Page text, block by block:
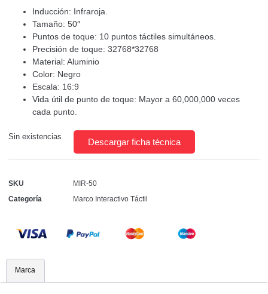
Inducción: Infraroja.
Tamaño: 50″
Puntos de toque: 10 puntos táctiles simultáneos.
Precisión de toque: 32768*32768
Material: Aluminio
Color: Negro
Escala: 16:9
Vida útil de punto de toque: Mayor a 60,000,000 veces
cada punto.
Sin existencias
Descargar ficha técnica
SKU
MIR-50
Categoría
Marco Interactivo Táctil
Marca